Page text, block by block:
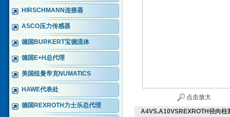
HIRSCHMANN连接器
ASCO压力传感器
德国BURKERT宝德流体
德国E+H总代理
美国纽曼帝克NUMATICS
HAWE代表处
德国REXROTH力士乐总代理
点击放大
A4VS.A10VSREXROTH径向柱